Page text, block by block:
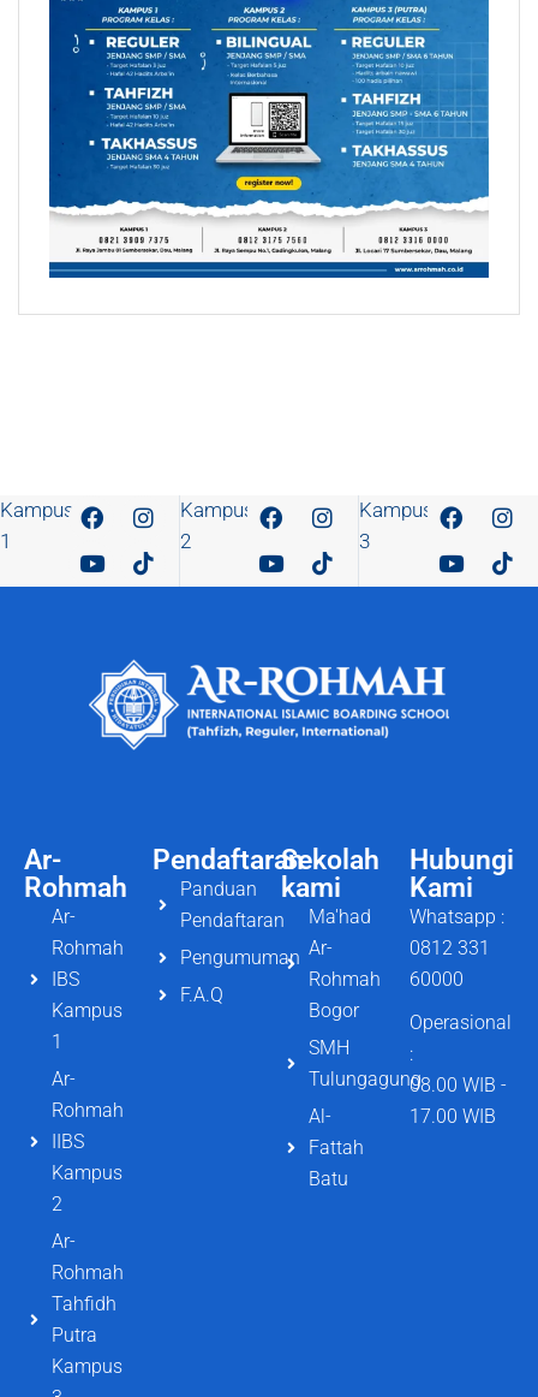
Kampus
1
Kampus
2
Kampus
3
Ar-
Rohmah
Ar-
Rohmah
IBS
Kampus
1
Ar-
Rohmah
IIBS
Kampus
2
Ar-
Rohmah
Tahfidh
Putra
Kampus
Pendaftaran
Panduan
Pendaftaran
Pengumuman
F.A.Q
Hubungi
Kami
Whatsapp :
0812 331
60000
Operasional
:
08.00 WIB -
17.00 WIB
Sekolah
kami
Ma'had
Ar-
Rohmah
Bogor
SMH
Tulungagung
Al-
Fattah
Batu